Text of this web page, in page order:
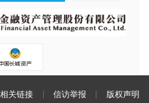
相关链接 信访举报 版权声明